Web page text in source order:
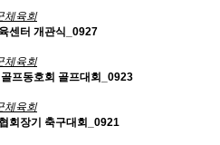
체육회
센터 개관식_0927
체육회
프동호회 골프대회_0923
체육회
회장기 축구대회_0921